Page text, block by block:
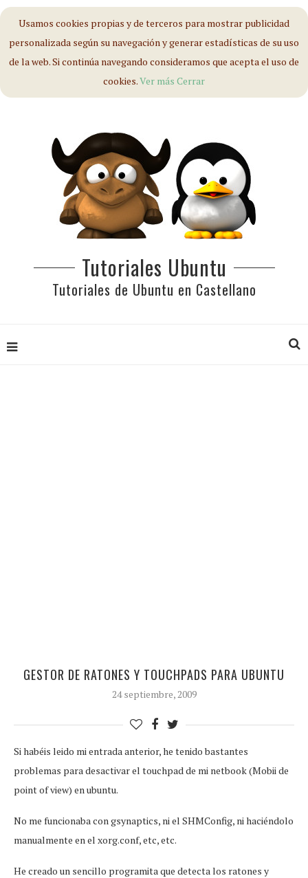
Usamos cookies propias y de terceros para mostrar publicidad
personalizada según su navegación y generar estadísticas de su uso
de la web. Si continúa navegando consideramos que acepta el uso de
cookies.Ver más Cerrar
Tutoriales Ubuntu
Tutoriales de Ubuntu en Castellano
GESTOR DE RATONES Y TOUCHPADS PARA UBUNTU
24 septiembre, 2009
Si habéis leido mi entrada anterior, he tenido bastantes
problemas para desactivar el touchpad de mi netbook (Mobii de
point of view) en ubuntu.
No me funcionaba con gsynaptics, ni el SHMConfig, ni haciéndolo
manualmente en el xorg.conf, etc, etc.
He creado un sencillo programita que detecta los ratones y